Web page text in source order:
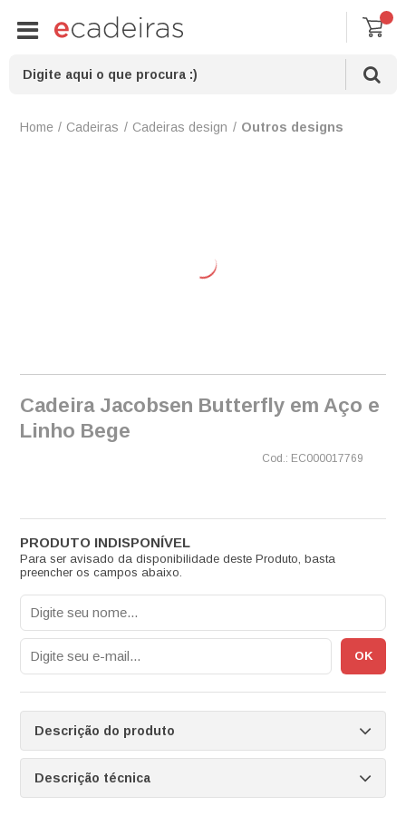
Cadeiras Cadeiras design Outros designs
Cadeira Jacobsen Butterfly em Aço e
Linho Bege
EC000017769
Para ser avisado da disponibilidade deste Produto, basta
preencher os campos abaixo.
Descrição do produto
Descrição técnica